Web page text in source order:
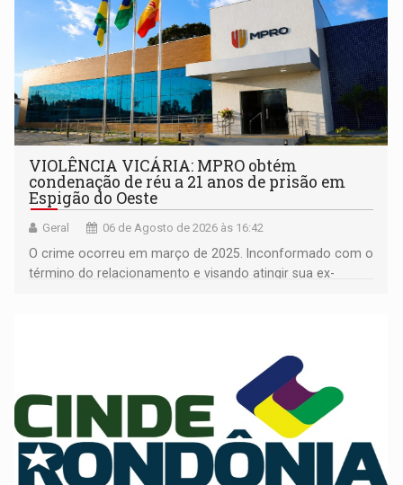
VIOLÊNCIA VICÁRIA: MPRO obtém
condenação de réu a 21 anos de prisão em
Espigão do Oeste
Geral 06 de Agosto de 2026 às 16:42
O crime ocorreu em março de 2025. Inconformado com o
término do relacionamento e visando atingir sua ex-